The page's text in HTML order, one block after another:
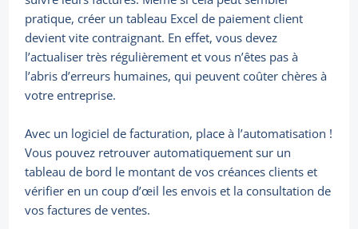
pratique, créer un tableau Excel de paiement client
devient vite contraignant. En effet, vous devez
l’actualiser très régulièrement et vous n’êtes pas à
l’abris d’erreurs humaines, qui peuvent coûter chères à
votre entreprise.
Avec un logiciel de facturation, place à l’automatisation !
Vous pouvez retrouver automatiquement sur un
tableau de bord le montant de vos créances clients et
vérifier en un coup d’œil les envois et la consultation de
vos factures de ventes.